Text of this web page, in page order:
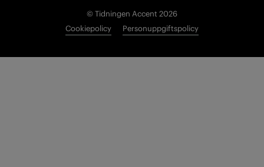
© Tidningen Accent 2026
Cookiepolicy
Personuppgiftspolicy